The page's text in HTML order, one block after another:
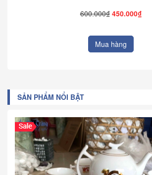
600.000₫ 450.000₫
Mua hàng
SẢN PHẨM NỔI BẬT